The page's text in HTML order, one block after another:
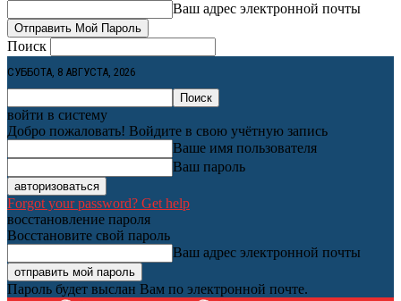
Ваш адрес электронной почты
Поиск
СУББОТА, 8 АВГУСТА, 2026
войти в систему
Добро пожаловать! Войдите в свою учётную запись
Ваше имя пользователя
Ваш пароль
Forgot your password? Get help
восстановление пароля
Восстановите свой пароль
Ваш адрес электронной почты
Пароль будет выслан Вам по электронной почте.